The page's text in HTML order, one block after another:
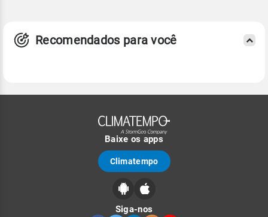
Recomendados para você
Baixe os apps
Climatempo
Siga-nos